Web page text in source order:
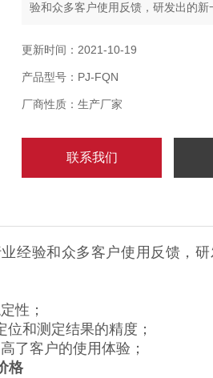
验和众多客户使用反馈，研发出的新
更新时间：2021-10-19
产品型号：PJ-FQN
厂商性质：生产厂家
联系我们
经验和众多客户使用反馈，
性；
和测定结果的精度；
了客户的使用体验；
格